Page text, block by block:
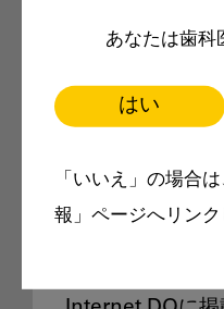
あなたは歯科
はい
「いいえ」の場合
報」ページへリンク
製品価